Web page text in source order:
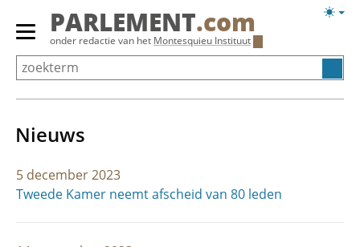
Overslaan
Primair
menu
tonen/verbergen
PARLEMENT.com
onder redactie van het Montesquieu Instituut
Nieuws
5 december 2023
Tweede Kamer neemt afscheid van 80 leden